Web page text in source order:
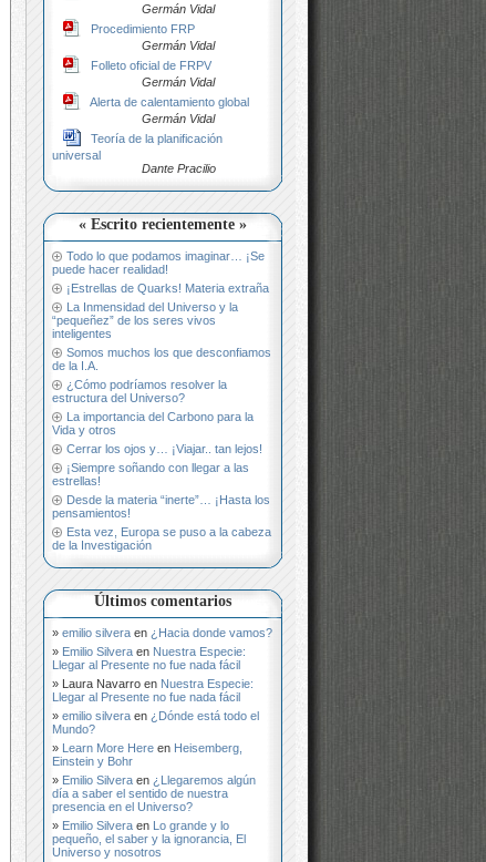
Germán Vidal
Procedimiento FRP
Germán Vidal
Folleto oficial de FRPV
Germán Vidal
Alerta de calentamiento global
Germán Vidal
Teoría de la planificación
universal
Dante Pracilio
« Escrito recientemente »
Todo lo que podamos imaginar… ¡Se
puede hacer realidad!
¡Estrellas de Quarks! Materia extraña
La Inmensidad del Universo y la
“pequeñez” de los seres vivos
inteligentes
Somos muchos los que desconfiamos
de la I.A.
¿Cómo podríamos resolver la
estructura del Universo?
La importancia del Carbono para la
Vida y otros
Cerrar los ojos y… ¡Viajar.. tan lejos!
¡Siempre soñando con llegar a las
estrellas!
Desde la materia “inerte”… ¡Hasta los
pensamientos!
Esta vez, Europa se puso a la cabeza
de la Investigación
Últimos comentarios
emilio silvera en ¿Hacia donde vamos?
Emilio Silvera en Nuestra Especie:
Llegar al Presente no fue nada fácil
Laura Navarro en Nuestra Especie:
Llegar al Presente no fue nada fácil
emilio silvera en ¿Dónde está todo el
Mundo?
Learn More Here en Heisemberg,
Einstein y Bohr
Emilio Silvera en ¿Llegaremos algún
día a saber el sentido de nuestra
presencia en el Universo?
Emilio Silvera en Lo grande y lo
pequeño, el saber y la ignorancia, El
Universo y nosotros